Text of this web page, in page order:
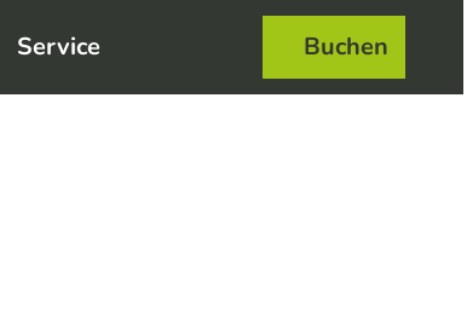
Service Buchen